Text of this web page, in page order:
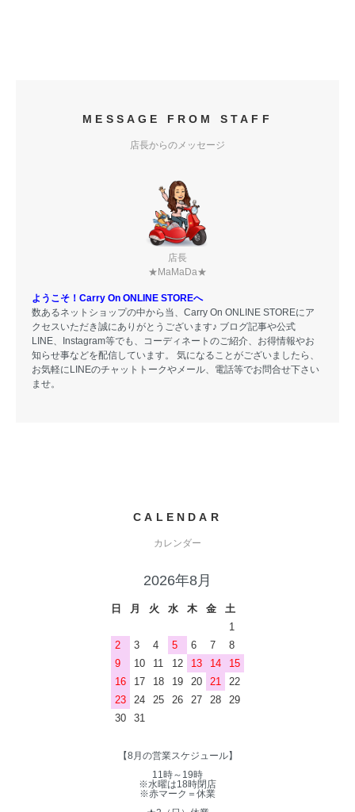
MESSAGE FROM STAFF
店長からのメッセージ
店長
★MaMaDa★
ようこそ！Carry On ONLINE STOREへ
数あるネットショップの中から当、Carry On ONLINE STOREにア
クセスいただき誠にありがとうございます♪ ブログ記事や公式
LINE、Instagram等でも、コーディネートのご紹介、お得情報やお
知らせ事などを配信しています。 気になることがございましたら、
お気軽にLINEのチャットトークやメール、電話等でお問合せ下さい
ませ。
CALENDAR
カレンダー
2026年8月
日 月 火 水 木 金
土
1
2
3 4 5 6 7
8
9
10 11 12 13 14
15
16
17 18 19 20 21
22
23
24 25 26 27 28
29
30
31
【8月の営業スケジュール】
11時～19時
※水曜は18時閉店
※赤マーク＝休業